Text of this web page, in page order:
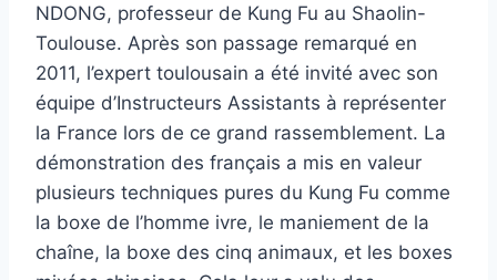
NDONG, professeur de Kung Fu au Shaolin-
Toulouse. Après son passage remarqué en
2011, l’expert toulousain a été invité avec son
équipe d’Instructeurs Assistants à représenter
la France lors de ce grand rassemblement. La
démonstration des français a mis en valeur
plusieurs techniques pures du Kung Fu comme
la boxe de l’homme ivre, le maniement de la
chaîne, la boxe des cinq animaux, et les boxes